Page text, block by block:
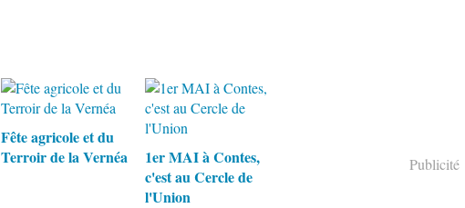
Fête agricole et du
Terroir de la Vernéa
1er MAI à Contes,
c'est au Cercle de
l'Union
Publicité